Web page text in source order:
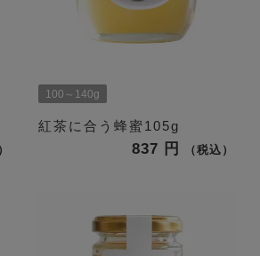
100～140g
紅茶に合う蜂蜜105g
837 税込